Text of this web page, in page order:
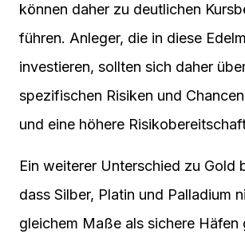
können daher zu deutlichen
führen. Anleger, die in diese
investieren, sollten sich daher
spezifischen Risiken und
und eine höhere
Ein weiterer Unterschied zu Gold
dass Silber, Platin und Palladium
gleichem Maße als sichere Häfen